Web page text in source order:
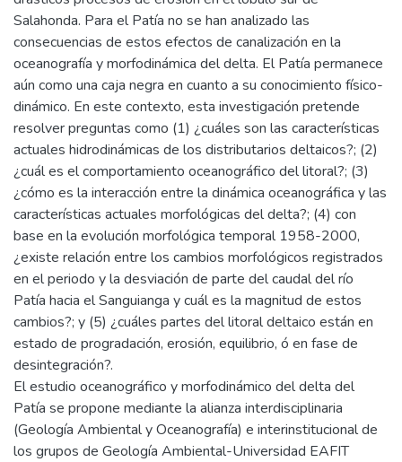
Salahonda. Para el Patía no se han analizado las
consecuencias de estos efectos de canalización en la
oceanografía y morfodinámica del delta. El Patía permanece
aún como una caja negra en cuanto a su conocimiento físico-
dinámico. En este contexto, esta investigación pretende
resolver preguntas como (1) ¿cuáles son las características
actuales hidrodinámicas de los distributarios deltaicos?; (2)
¿cuál es el comportamiento oceanográfico del litoral?; (3)
¿cómo es la interacción entre la dinámica oceanográfica y las
características actuales morfológicas del delta?; (4) con
base en la evolución morfológica temporal 1958-2000,
¿existe relación entre los cambios morfológicos registrados
en el periodo y la desviación de parte del caudal del río
Patía hacia el Sanguianga y cuál es la magnitud de estos
cambios?; y (5) ¿cuáles partes del litoral deltaico están en
estado de progradación, erosión, equilibrio, ó en fase de
desintegración?.
El estudio oceanográfico y morfodinámico del delta del
Patía se propone mediante la alianza interdisciplinaria
(Geología Ambiental y Oceanografía) e interinstitucional de
los grupos de Geología Ambiental-Universidad EAFIT